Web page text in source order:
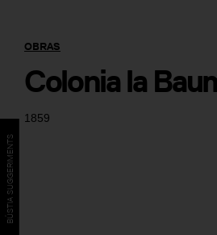
1859
OBRAS
Colonia la
BÚSTIA SUGGERIMENTS